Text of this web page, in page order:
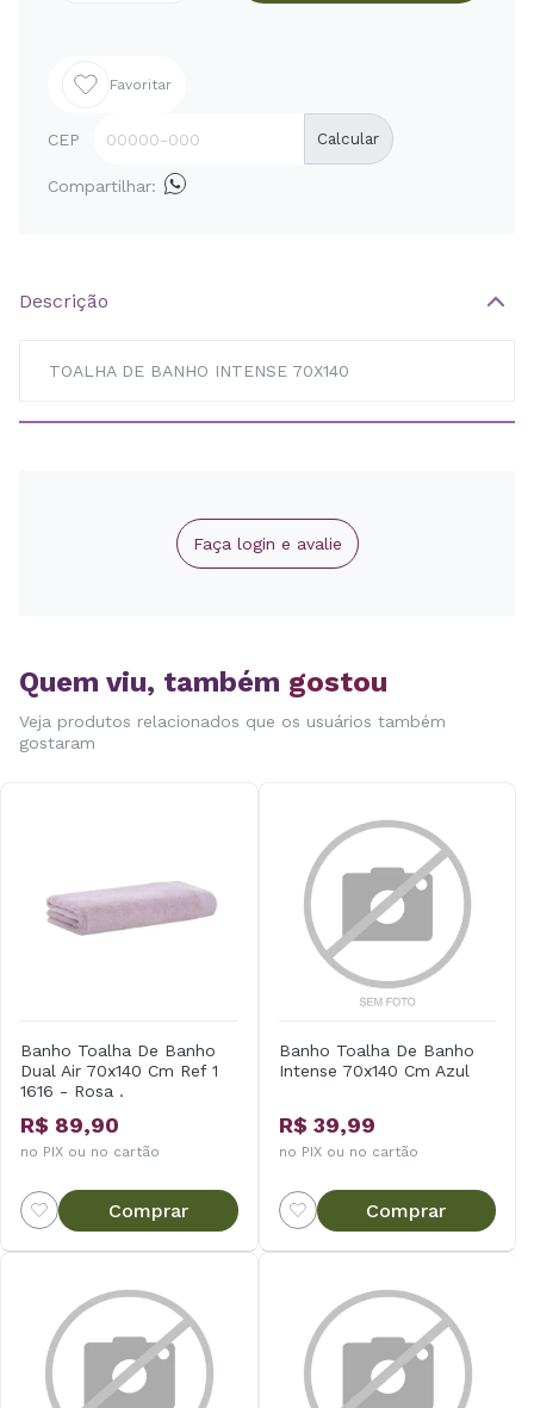
Favoritar
CEP Calcular
Compartilhar:
Descrição
TOALHA DE BANHO INTENSE 70X140
Faça login e avalie
Quem viu, também gostou
Veja produtos relacionados que os usuários também
gostaram
Banho Toalha De Banho
Dual Air 70x140 Cm Ref 1
1616 - Rosa .
R$ 89,90
no PIX ou no cartão
Comprar
Banho Toalha De Banho
Intense 70x140 Cm Azul
R$ 39,99
no PIX ou no cartão
Comprar